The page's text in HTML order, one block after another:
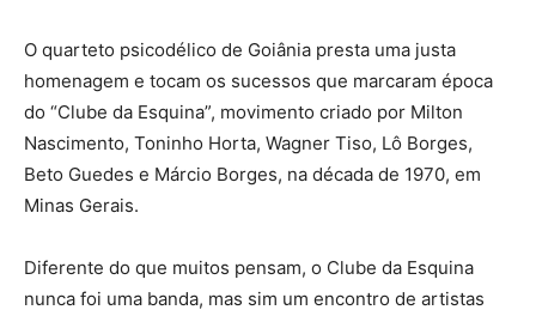
O quarteto psicodélico de Goiânia presta uma justa
homenagem e tocam os sucessos que marcaram época
do “Clube da Esquina”, movimento criado por Milton
Nascimento, Toninho Horta, Wagner Tiso, Lô Borges,
Beto Guedes e Márcio Borges, na década de 1970, em
Minas Gerais.
Diferente do que muitos pensam, o Clube da Esquina
nunca foi uma banda, mas sim um encontro de artistas